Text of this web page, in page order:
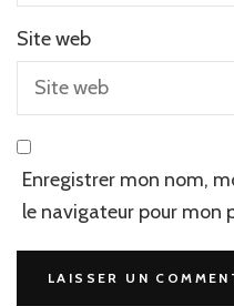
Site web
Enregistrer mon nom,
le navigateur pour mon